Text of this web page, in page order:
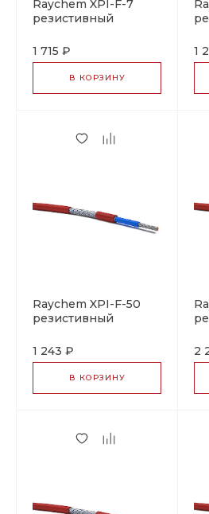
Raychem XPI-F-7
резистивный
1 715 ₽
В КОРЗИНУ
1
Raychem XPI-F-50
резистивный
1 243 ₽
В КОРЗИНУ
2